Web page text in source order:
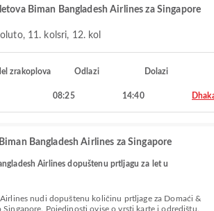
Biman Bangladesh Airlines za Singapore
uto, 11. kol sri, 12. kol
zrakoplova Odlazi Dolazi
08:25 14:40
Bangladesh Airlines za Singapore
Airlines dopuštenu prtljagu za let u
Pojedinosti ovise o vrsti karte i odredištu.